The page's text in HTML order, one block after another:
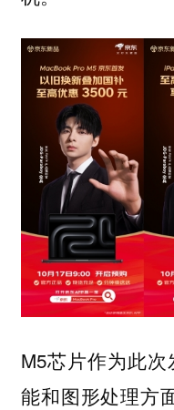
M5芯片作为此
能和图形处理方